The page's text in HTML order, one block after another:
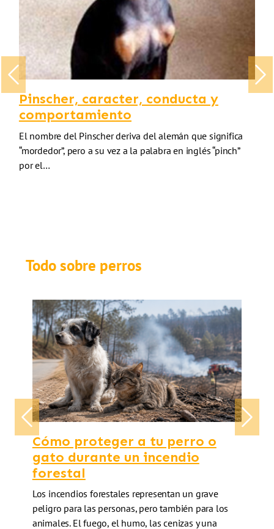
Pinscher, caracter, conducta y
comportamiento
El nombre del Pinscher deriva del alemán que significa
“mordedor”, pero a su vez a la palabra en inglés “pinch”
por el…
Previous
Todo sobre perros
Cómo proteger a tu perro o
gato durante un incendio
forestal
Los incendios forestales representan un grave
peligro para las personas, pero también para los
animales. El fuego, el humo, las cenizas y una
Previous Next